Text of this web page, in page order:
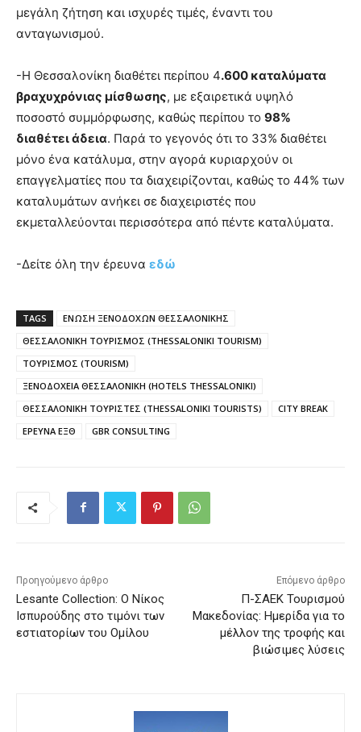
μεγάλη ζήτηση και ισχυρές τιμές, έναντι του
ανταγωνισμού.
-Η Θεσσαλονίκη διαθέτει περίπου 4.600 καταλύματα
βραχυχρόνιας μίσθωσης, με εξαιρετικά υψηλό
ποσοστό συμμόρφωσης, καθώς περίπου το 98%
διαθέτει άδεια. Παρά το γεγονός ότι το 33% διαθέτει
μόνο ένα κατάλυμα, στην αγορά κυριαρχούν οι
επαγγελματίες που τα διαχειρίζονται, καθώς το 44% των
καταλυμάτων ανήκει σε διαχειριστές που
εκμεταλλεύονται περισσότερα από πέντε καταλύματα.
-Δείτε όλη την έρευνα εδώ
TAGS
ΕΝΩΣΗ ΞΕΝΟΔΟΧΩΝ ΘΕΣΣΑΛΟΝΙΚΗΣ
ΘΕΣΣΑΛΟΝΙΚΗ ΤΟΥΡΙΣΜΟΣ (THESSALONIKI TOURISM)
ΤΟΥΡΙΣΜΟΣ (TOURISM)
ΞΕΝΟΔΟΧΕΙΑ ΘΕΣΣΑΛΟΝΙΚΗ (HOTELS THESSALONIKI)
ΘΕΣΣΑΛΟΝΙΚΗ ΤΟΥΡΙΣΤΕΣ (THESSALONIKI TOURISTS)
CITY BREAK
ΕΡΕΥΝΑ ΕΞΘ
GBR CONSULTING
Προηγούμενο άρθρο
Lesante Collection: Ο Νίκος
Ισπυρούδης στο τιμόνι των
εστιατορίων του Ομίλου
Επόμενο άρθρο
Π-ΣΑΕΚ Τουρισμού
Μακεδονίας: Ημερίδα για το
μέλλον της τροφής και
βιώσιμες λύσεις